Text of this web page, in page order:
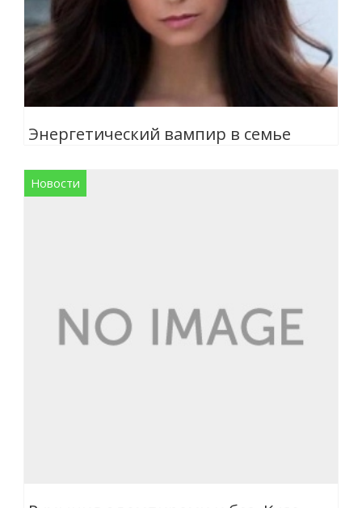
Энергетический вампир в семье
Новости